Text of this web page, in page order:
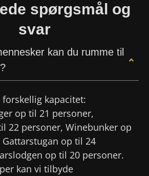
spørgsmål og
svar
kan du rumme til
kapacitet:
op til 21 personer,
22 personer, Winebunker op
op til 24
op til 20 personer.
kan vi tilbyde